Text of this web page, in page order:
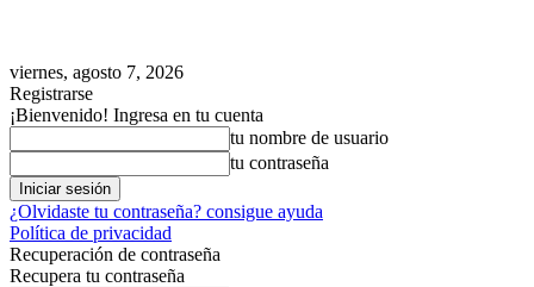
viernes, agosto 7, 2026
Registrarse
¡Bienvenido! Ingresa en tu cuenta
tu nombre de usuario
tu contraseña
¿Olvidaste tu contraseña? consigue ayuda
Política de privacidad
Recuperación de contraseña
Recupera tu contraseña